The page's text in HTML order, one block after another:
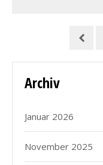
Archiv
Januar 2026
November 2025